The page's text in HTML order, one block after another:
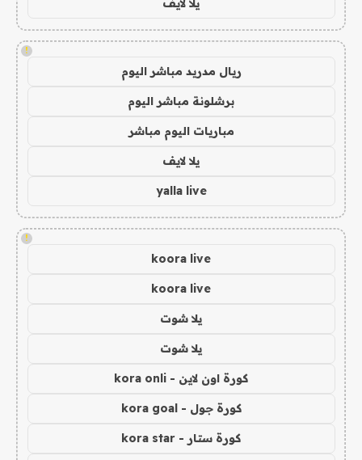
!
ريال مدريد مباشر اليوم
برشلونة مباشر اليوم
مباريات اليوم مباشر
يلا لايف
yalla live
!
koora live
koora live
يلا شوت
يلا شوت
كورة اون لاين - kora onli
كورة جول - kora goal
كورة ستار - kora star